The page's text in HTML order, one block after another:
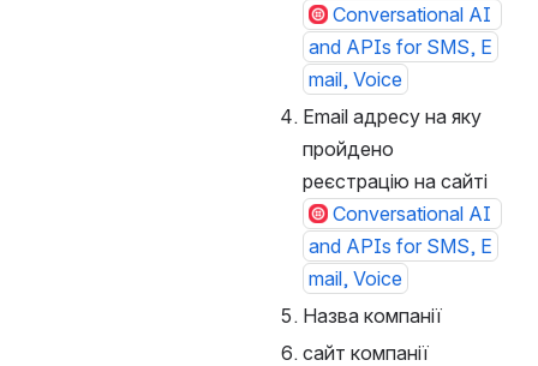
Conversational AI
and APIs for SMS, E
mail, Voice
Email адресу на яку
пройдено
реєстрацію на сайті
Conversational AI
and APIs for SMS, E
mail, Voice
Назва компанії
сайт компанії